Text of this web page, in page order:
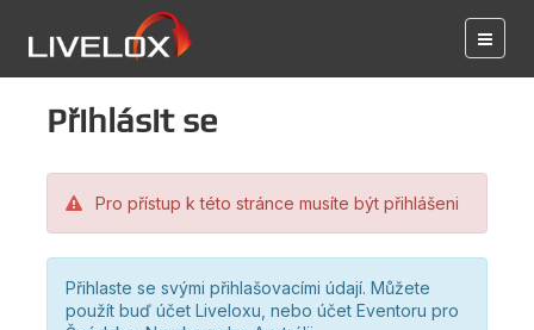
Přihlásit se
Pro přístup k této stránce musíte být přihlášeni
Přihlaste se svými přihlašovacími údají. Můžete
použít buď účet Liveloxu, nebo účet Eventoru pro